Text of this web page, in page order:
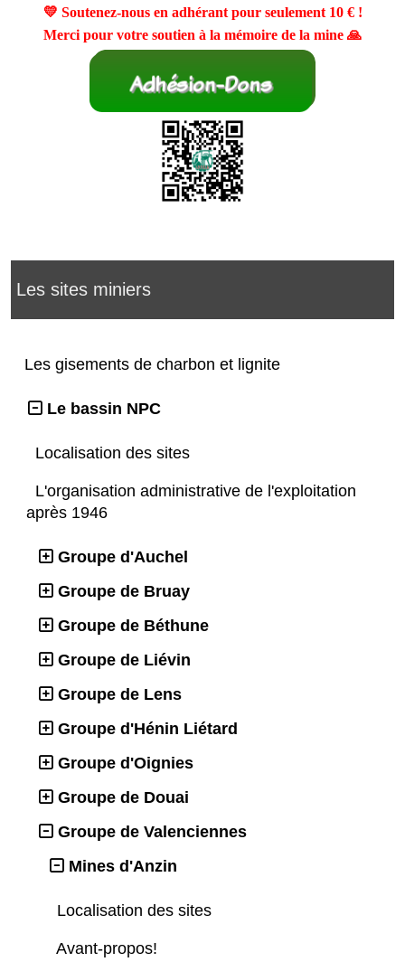
💛 Soutenez-nous en adhérant pour seulement 10 €!
Merci pour votre soutien à la mémoire de la mine 🙏
Les sites miniers
Les gisements de charbon et lignite
Le bassin NPC
Localisation des sites
L'organisation administrative de l'exploitation
après 1946
Groupe d'Auchel
Groupe de Bruay
Groupe de Béthune
Groupe de Liévin
Groupe de Lens
Groupe d'Hénin Liétard
Groupe d'Oignies
Groupe de Douai
Groupe de Valenciennes
Mines d'Anzin
Localisation des sites
Avant-propos!